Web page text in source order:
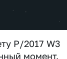
P/2017 W3
момент.